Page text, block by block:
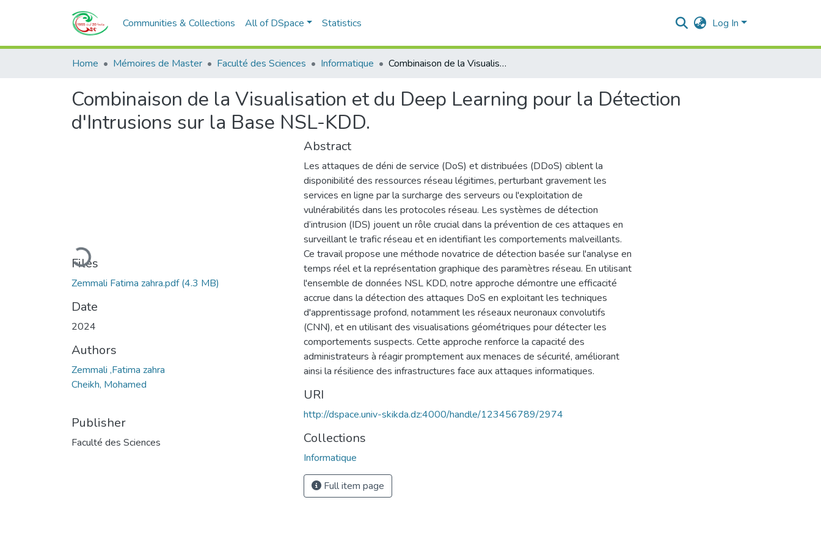
Communities & Collections All of DSpace Statistics Log In
Home Mémoires de Master Faculté des Sciences Informatique Combinaison de la Visualisation et du Deep Learning pour la Détection d'Intrusions sur la Base NSL-KDD.
Combinaison de la Visualisation et du Deep Learning pour la Détection
d'Intrusions sur la Base NSL-KDD.
Loading...
Files
Zemmali Fatima zahra.pdf(4.3 MB)
Date
2024
Authors
Zemmali ,Fatima zahra
Cheikh, Mohamed
Publisher
Faculté des Sciences
Abstract
Les attaques de déni de service (DoS) et distribuées (DDoS) ciblent la
disponibilité des ressources réseau légitimes, perturbant gravement les
services en ligne par la surcharge des serveurs ou l'exploitation de
vulnérabilités dans les protocoles réseau. Les systèmes de détection
d’intrusion (IDS) jouent un rôle crucial dans la prévention de ces attaques en
surveillant le trafic réseau et en identifiant les comportements malveillants.
Ce travail propose une méthode novatrice de détection basée sur l'analyse en
temps réel et la représentation graphique des paramètres réseau. En utilisant
l'ensemble de données NSL KDD, notre approche démontre une efficacité
accrue dans la détection des attaques DoS en exploitant les techniques
d'apprentissage profond, notamment les réseaux neuronaux convolutifs
(CNN), et en utilisant des visualisations géométriques pour détecter les
comportements suspects. Cette approche renforce la capacité des
administrateurs à réagir promptement aux menaces de sécurité, améliorant
ainsi la résilience des infrastructures face aux attaques informatiques.
URI
http://dspace.univ-skikda.dz:4000/handle/123456789/2974
Collections
Informatique
Full item page